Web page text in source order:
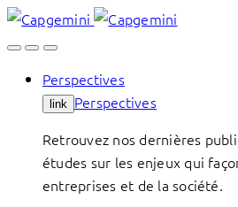
Skip
to
Perspectives
link Perspectives
Retrouvez nos dernières
études sur les enjeux qui
entreprises et de la société.